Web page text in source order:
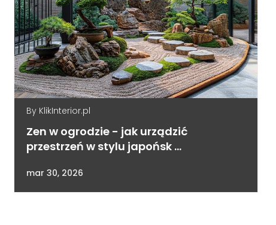
By KlikInterior.pl
Zen w ogrodzie - jak urządzić
przestrzeń w stylu japońsk …
mar 30, 2026